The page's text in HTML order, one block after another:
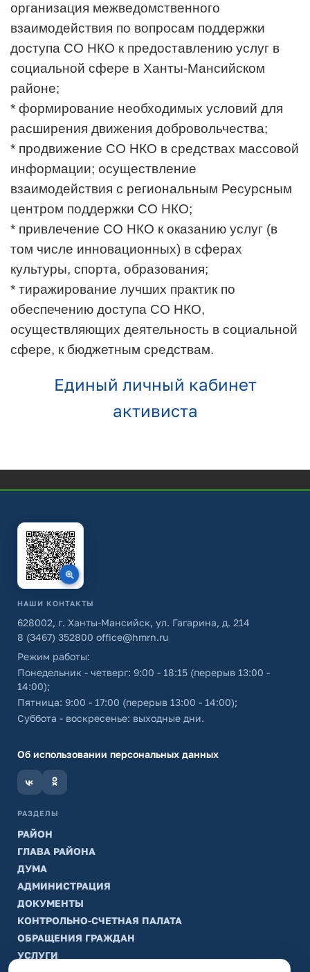
организация межведомственного
взаимодействия по вопросам поддержки
доступа СО НКО к предоставлению услуг в
социальной сфере в Ханты-Мансийском
районе;
* формирование необходимых условий для
расширения движения добровольчества;
* продвижение СО НКО в средствах массовой
информации; осуществление
взаимодействия с региональным Ресурсным
центром поддержки СО НКО;
* привлечение СО НКО к оказанию услуг (в
том числе инновационных) в сферах
культуры, спорта, образования;
* тиражирование лучших практик по
обеспечению доступа СО НКО,
осуществляющих деятельность в социальной
сфере, к бюджетным средствам.
Единый личный кабинет
активиста
НАШИ КОНТАКТЫ
628002, г. Ханты-Мансийск, ул. Гагарина, д. 214
8 (3467) 352800 office@hmrn.ru
Режим работы:
Понедельник - четверг: 9:00 - 18:15 (перерыв 13:00 -
14:00);
Пятница: 9:00 - 17:00 (перерыв 13:00 - 14:00);
Суббота - воскресенье: выходные дни.
Об использовании персональных данных
РАЗДЕЛЫ
РАЙОН
ГЛАВА РАЙОНА
ДУМА
АДМИНИСТРАЦИЯ
ДОКУМЕНТЫ
КОНТРОЛЬНО-СЧЕТНАЯ ПАЛАТА
ОБРАЩЕНИЯ ГРАЖДАН
УСЛУГИ